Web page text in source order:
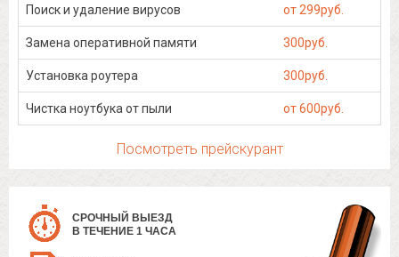
Поиск и удаление вирусов от 299руб.
Замена оперативной памяти 300руб.
Установка роутера 300руб.
Чистка ноутбука от пыли от 600руб.
Посмотреть прейскурант
СРОЧНЫЙ ВЫЕЗД
В ТЕЧЕНИЕ 1 ЧАСА